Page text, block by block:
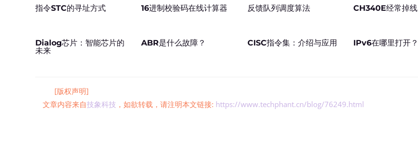
指令STC的寻址方式 16进制校验码在线计算器 反馈队列调度算法 CH340E经常掉线
Dialog芯片：智能芯片的
未来
ABR是什么故障？ CISC指令集：介绍与应用 IPv6在哪里打开？
[版权声明]
文章内容来自技象科技 ，如欲转载，请注明本文链接: https://www.techphant.cn/blog/76249.html